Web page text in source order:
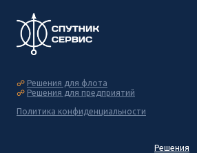
☍ Решения для флота
☍ Решения для предприятий
Политика конфиденциальности
Решения